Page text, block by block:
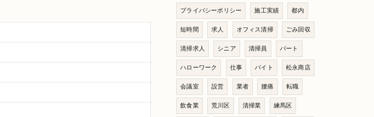
プライバシーポリシー 施工実績 都内
短時間 求人 オフィス清掃 ごみ回収
清掃求人 シニア 清掃員 パート
ハローワーク 仕事 バイト 松永商店
会議室 設営 業者 腰痛 転職
飲食業 荒川区 清掃業 練馬区